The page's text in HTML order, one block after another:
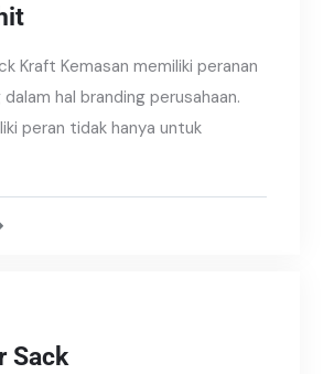
Kraft Kemasan memiliki peranan
hal branding perusahaan.
peran tidak hanya untuk
Sack